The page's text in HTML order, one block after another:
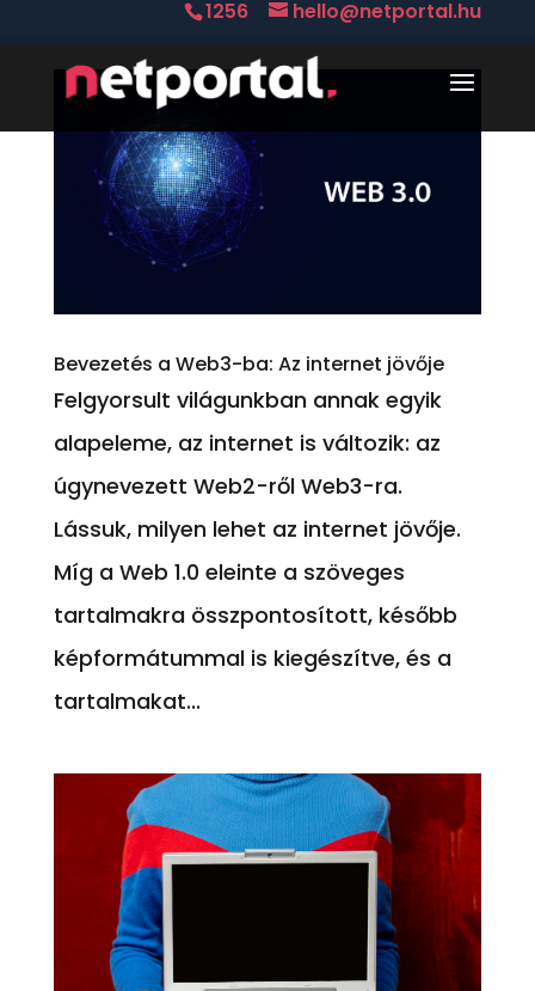
1256 hello@netportal.hu
Bevezetés a Web3-ba: Az internet jövője
Felgyorsult világunkban annak egyik
alapeleme, az internet is változik: az
úgynevezett Web2-ről Web3-ra.
Lássuk, milyen lehet az internet jövője.
Míg a Web 1.0 eleinte a szöveges
tartalmakra összpontosított, később
képformátummal is kiegészítve, és a
tartalmakat...